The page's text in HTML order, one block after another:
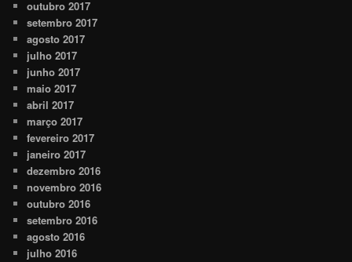
outubro 2017
setembro 2017
agosto 2017
julho 2017
junho 2017
maio 2017
abril 2017
março 2017
fevereiro 2017
janeiro 2017
dezembro 2016
novembro 2016
outubro 2016
setembro 2016
agosto 2016
julho 2016